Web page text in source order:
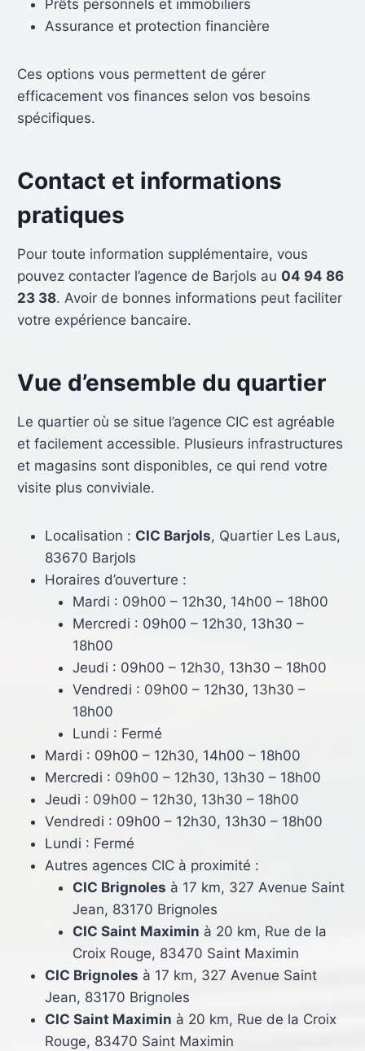
Prêts personnels et immobiliers
Assurance et protection financière
Ces options vous permettent de gérer
efficacement vos finances selon vos besoins
spécifiques.
Contact et informations
pratiques
Pour toute information supplémentaire, vous
pouvez contacter l’agence de Barjols au 04 94 86
23 38. Avoir de bonnes informations peut faciliter
votre expérience bancaire.
Vue d’ensemble du quartier
Le quartier où se situe l’agence CIC est agréable
et facilement accessible. Plusieurs infrastructures
et magasins sont disponibles, ce qui rend votre
visite plus conviviale.
Localisation : CIC Barjols, Quartier Les Laus,
83670 Barjols
Horaires d’ouverture :
Mardi : 09h00 – 12h30, 14h00 – 18h00
Mercredi : 09h00 – 12h30, 13h30 –
18h00
Jeudi : 09h00 – 12h30, 13h30 – 18h00
Vendredi : 09h00 – 12h30, 13h30 –
18h00
Lundi : Fermé
Mardi : 09h00 – 12h30, 14h00 – 18h00
Mercredi : 09h00 – 12h30, 13h30 – 18h00
Jeudi : 09h00 – 12h30, 13h30 – 18h00
Vendredi : 09h00 – 12h30, 13h30 – 18h00
Lundi : Fermé
Autres agences CIC à proximité :
CIC Brignoles à 17 km, 327 Avenue Saint
Jean, 83170 Brignoles
CIC Saint Maximin à 20 km, Rue de la
Croix Rouge, 83470 Saint Maximin
CIC Brignoles à 17 km, 327 Avenue Saint
Jean, 83170 Brignoles
CIC Saint Maximin à 20 km, Rue de la Croix
Rouge, 83470 Saint Maximin